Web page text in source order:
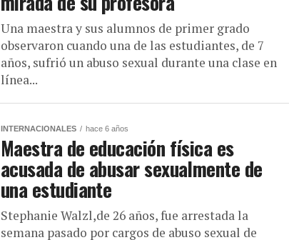
Una maestra y sus alumnos de primer grado
observaron cuando una de las estudiantes, de 7
años, sufrió un abuso sexual durante una clase en
línea...
INTERNACIONALES hace 6 años
Maestra de educación física es
acusada de abusar sexualmente de
una estudiante
Stephanie Walzl,de 26 años, fue arrestada la
semana pasado por cargos de abuso sexual de